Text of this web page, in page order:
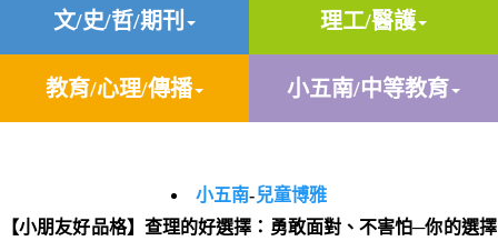
文/史/哲/期刊 理工/醫護
教育/心理/傳播 小五南/中等教育
小五南-兒童博雅
【小朋友好品格】查理的好選擇：勇敢面對、不害怕─你的選擇